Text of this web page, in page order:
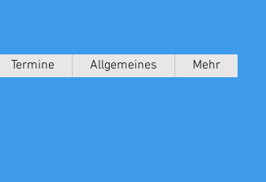
Termine Allgemeines Mehr